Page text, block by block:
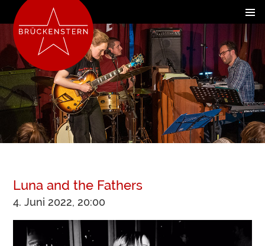
Luna and the Fathers
4. Juni 2022, 20:00